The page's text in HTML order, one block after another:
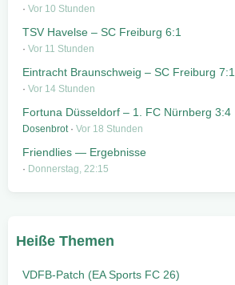
Vor 10 Stunden
TSV Havelse – SC Freiburg 6:1
Vor 11 Stunden
Eintracht Braunschweig – SC Freiburg 7:1
Vor 14 Stunden
Fortuna Düsseldorf – 1. FC Nürnberg 3:4
Dosenbrot Vor 18 Stunden
Friendlies — Ergebnisse
Donnerstag, 22:15
Heiße Themen
VDFB-Patch (EA Sports FC 26)